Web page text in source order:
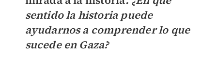
sentido la historia puede
ayudarnos a comprender lo que
sucede en Gaza?